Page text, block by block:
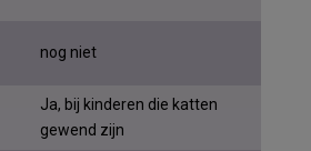
nog niet
Ja, bij kinderen die katten
gewend zijn